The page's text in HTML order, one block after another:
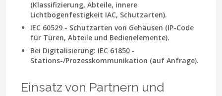
(Klassifizierung, Abteile, innere
Lichtbogenfestigkeit IAC, Schutzarten).
IEC 60529 - Schutzarten von Gehäusen (IP-Code
für Türen, Abteile und Bedienelemente).
Bei Digitalisierung: IEC 61850 -
Stations-/Prozesskommunikation (auf Anfrage).
Einsatz von Partnern und